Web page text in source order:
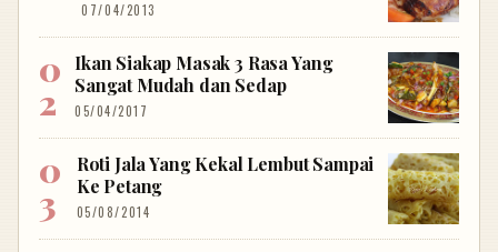
07/04/2013
Ikan Siakap Masak 3 Rasa Yang
Sangat Mudah dan Sedap
05/04/2017
Roti Jala Yang Kekal Lembut Sampai
Ke Petang
05/08/2014